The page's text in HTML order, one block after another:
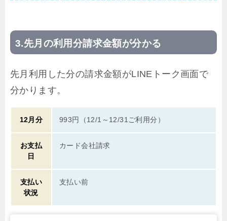
先月の利用分請求金額が分かる
先月利用した分の請求金額がLINEトーク画面で
分かります。
12月分 993円（12/1～12/31ご利用分）
お支払
日
カード会社請求
支払い
状況
支払い前